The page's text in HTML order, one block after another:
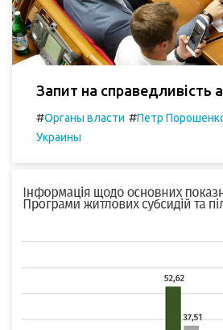
Запит на справедливість
#Органы власти #Петр
Украины